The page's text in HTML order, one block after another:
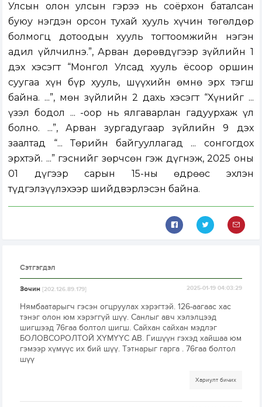
Улсын олон улсын гэрээ нь соёрхон баталсан
буюу нэгдэн орсон тухай хууль хүчин төгөлдөр
болмогц дотоодын хууль тогтоомжийн нэгэн
адил үйлчилнэ.”, Арван дөрөвдүгээр зүйлийн 1
дэх хэсэгт “Монгол Улсад хууль ёсоор оршин
суугаа хүн бүр хууль, шүүхийн өмнө эрх тэгш
байна. ...”, мөн зүйлийн 2 дахь хэсэгт “Хүнийг ...
үзэл бодол ... -оор нь ялгаварлан гадуурхаж үл
болно. ...”, Арван зургадугаар зүйлийн 9 дэх
заалтад “... Төрийн байгууллагад ... сонгогдох
эрхтэй. ...” гэснийг зөрчсөн гэж дүгнэж, 2025 оны
01 дүгээр сарын 15-ны өдрөөс эхлэн
түдгэлзүүлэхээр шийдвэрлэсэн байна.
Сэтгэгдэл
Зочин[202.126.89.179] 2025-01-19 04:03:29
Нямбаатарыгч гэсэн огцруулах хэрэгтэй. 126-аагаас хас
тэнэг олон юм хэрэггүй шүү. Санлыг авч хэлэлцээд
шигшээд 76гаа болтол шигш. Сайхан сайхан мэдлэг
БОЛОВСОРОЛТОЙ ХҮМҮҮС АВ. Гишүүн гэхэд хайшаа юм
гэмээр хүмүүс их бий шүү. Тэтнарыг гарга . 76гаа болтол
шүү
Хариулт бичих